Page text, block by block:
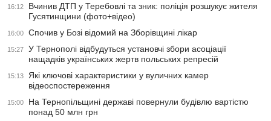
16:12
Вчинив ДТП у Теребовлі та зник: поліція розшукує жителя
Гусятинщини (фото+відео)
16:00 Спочив у Бозі відомий на Зборівщині лікар
15:27
У Тернополі відбудуться установчі збори асоціації
нащадків українських жертв польських репресій
15:13
Які ключові характеристики у вуличних камер
відеоспостереження
15:00
На Тернопільщині державі повернули будівлю вартістю
понад 50 млн грн